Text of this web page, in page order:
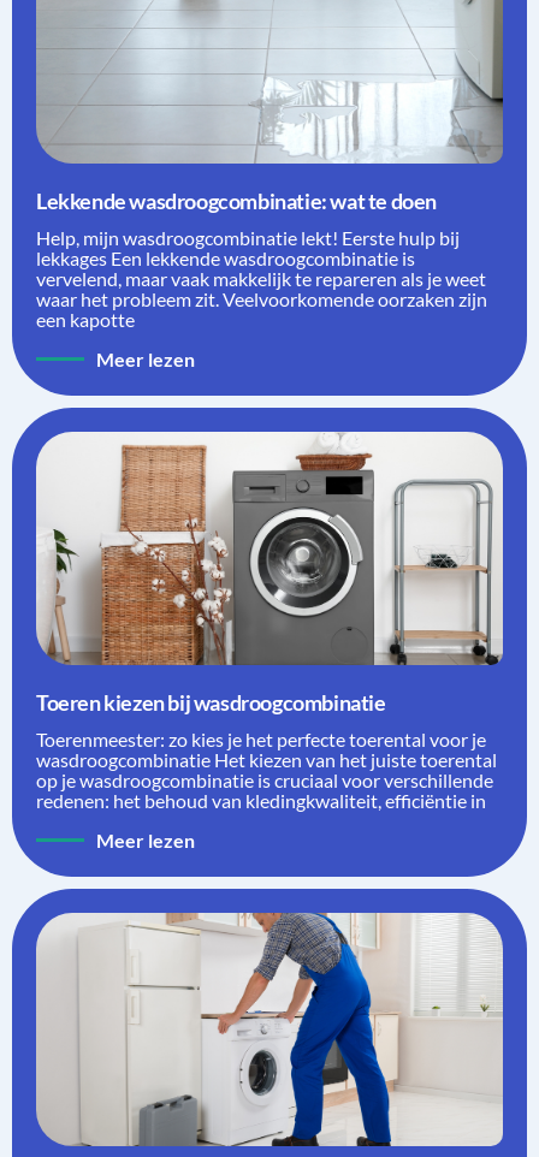
Lekkende wasdroogcombinatie: wat te doen
Help, mijn wasdroogcombinatie lekt! Eerste hulp bij
lekkages Een lekkende wasdroogcombinatie is
vervelend, maar vaak makkelijk te repareren als je weet
waar het probleem zit. Veelvoorkomende oorzaken zijn
een kapotte
Meer lezen
Toeren kiezen bij wasdroogcombinatie
Toerenmeester: zo kies je het perfecte toerental voor je
wasdroogcombinatie Het kiezen van het juiste toerental
op je wasdroogcombinatie is cruciaal voor verschillende
redenen: het behoud van kledingkwaliteit, efficiëntie in
Meer lezen